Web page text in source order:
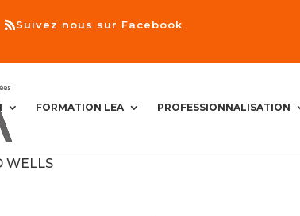
Suivez nous sur Facebook
FORMATION LEA PROFESSIONNALISATION
WELLS